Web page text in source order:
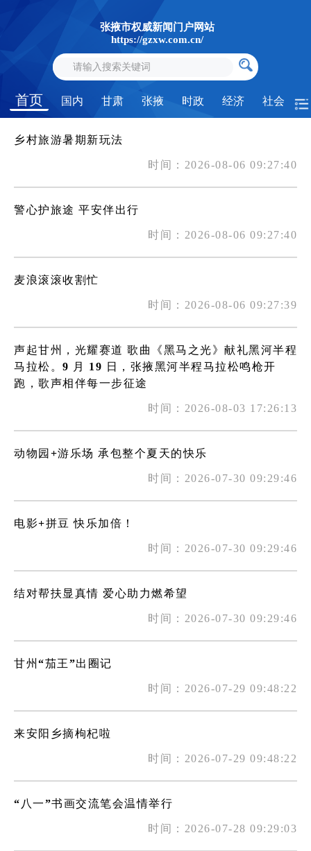
张掖市权威新闻门户网站
https://gzxw.com.cn/
首页 国内 甘肃 张掖 时政 经济 社会
乡村旅游暑期新玩法
时间：2026-08-06 09:27:40
警心护旅途 平安伴出行
时间：2026-08-06 09:27:40
麦浪滚滚收割忙
时间：2026-08-06 09:27:39
声起甘州，光耀赛道 歌曲《黑马之光》献礼黑河半程
马拉松。9 月 19 日，张掖黑河半程马拉松鸣枪开
跑，歌声相伴每一步征途
时间：2026-08-03 17:26:13
动物园+游乐场 承包整个夏天的快乐
时间：2026-07-30 09:29:46
电影+拼豆 快乐加倍！
时间：2026-07-30 09:29:46
结对帮扶显真情 爱心助力燃希望
时间：2026-07-30 09:29:46
甘州“茄王”出圈记
时间：2026-07-29 09:48:22
来安阳乡摘枸杞啦
时间：2026-07-29 09:48:22
“八一”书画交流笔会温情举行
时间：2026-07-28 09:29:03